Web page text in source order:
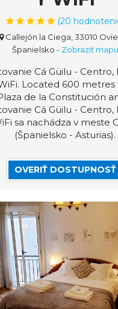
(20
Callejón la Ciega, 33010
Španielsko - Zobraziť mapu
Cá Güilu - Centro,
Located 600 metres
de la Constitución
Cá Güilu - Centro,
sa nachádza v meste
(Španielsko - Asturias).
OVERIŤ DOSTUPNOSŤ